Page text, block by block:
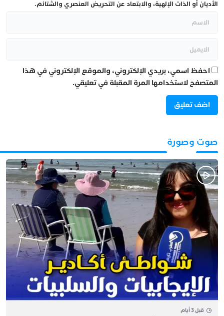
الأديان أو الذات الإلهية، والابتعاد عن التحريض العنصري والشتائم.
احفظ اسمي، بريدي الإلكتروني، والموقع الإلكتروني في هذا
المتصفح لاستخدامها المرة المقبلة في تعليقي.
صوت وصورة
قبل 3 أيام